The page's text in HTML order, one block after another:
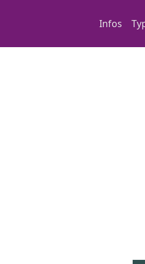
Main
Infos